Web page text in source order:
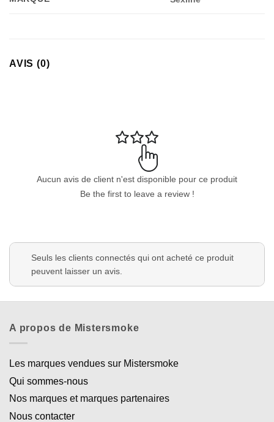
AVIS (0)
Aucun avis de client n'est disponible pour ce produit
Be the first to leave a review !
Seuls les clients connectés qui ont acheté ce produit
peuvent laisser un avis.
A propos de Mistersmoke
Les marques vendues sur Mistersmoke
Qui sommes-nous
Nos marques et marques partenaires
Nous contacter